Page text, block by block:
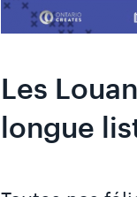
Les
longue